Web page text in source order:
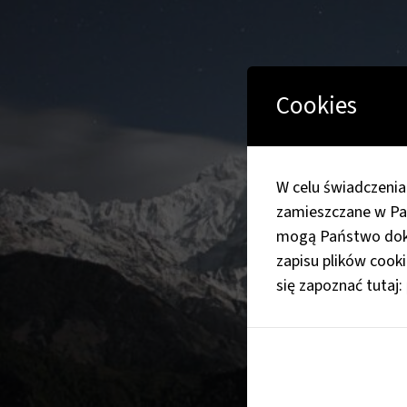
Cookies
W celu
zamieszczane w
mogą Państwo
zapisu plików
się zapoznać